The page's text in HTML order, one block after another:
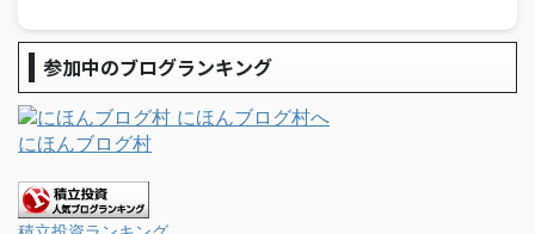
参加中のブログランキング
にほんブログ村